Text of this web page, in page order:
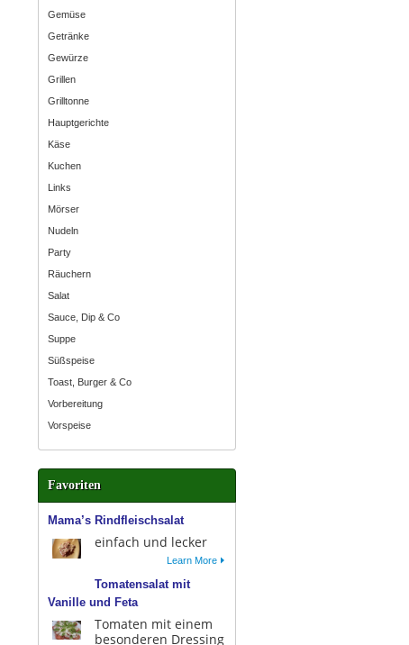
Gemüse
Getränke
Gewürze
Grillen
Grilltonne
Hauptgerichte
Käse
Kuchen
Links
Mörser
Nudeln
Party
Räuchern
Salat
Sauce, Dip & Co
Suppe
Süßspeise
Toast, Burger & Co
Vorbereitung
Vorspeise
Favoriten
Mama’s Rindfleischsalat
einfach und lecker
Learn More
Tomatensalat mit
Vanille und Feta
Tomaten mit einem
besonderen Dressing